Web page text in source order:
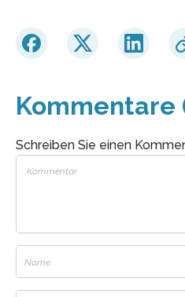
Kommentare
Schreiben Sie einen